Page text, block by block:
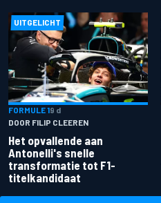
UITGELICHT
FORMULE 19 d
DOOR FILIP CLEEREN
Het opvallende aan
Antonelli's snelle
transformatie tot F1-
titelkandidaat